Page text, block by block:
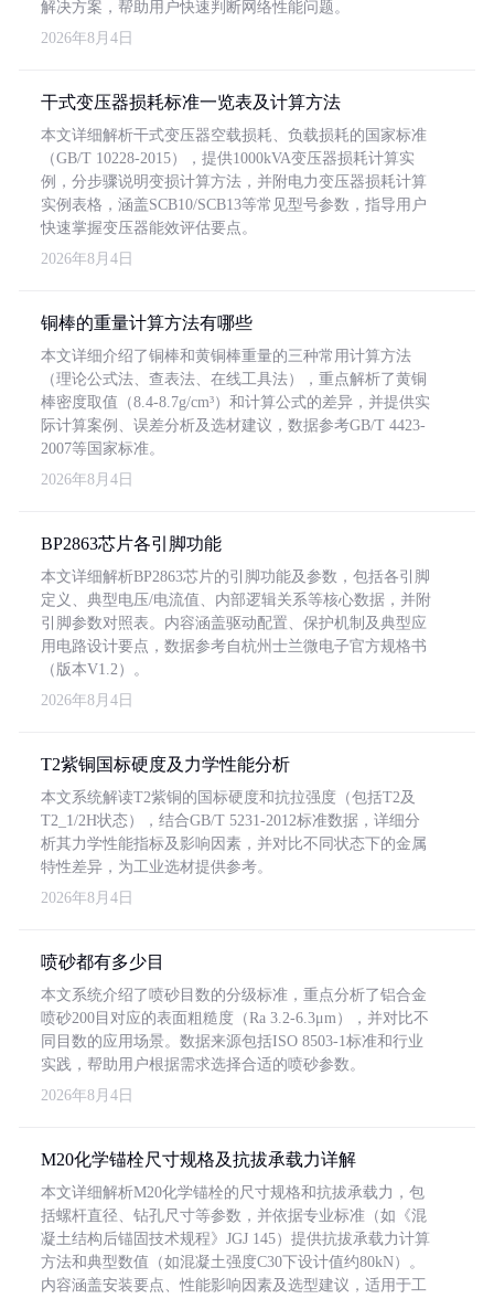
解决方案，帮助用户快速判断网络性能问题。
2026年8月4日
干式变压器损耗标准一览表及计算方法
本文详细解析干式变压器空载损耗、负载损耗的国家标准
（GB/T 10228-2015），提供1000kVA变压器损耗计算实
例，分步骤说明变损计算方法，并附电力变压器损耗计算
实例表格，涵盖SCB10/SCB13等常见型号参数，指导用户
快速掌握变压器能效评估要点。
2026年8月4日
铜棒的重量计算方法有哪些
本文详细介绍了铜棒和黄铜棒重量的三种常用计算方法
（理论公式法、查表法、在线工具法），重点解析了黄铜
棒密度取值（8.4-8.7g/cm³）和计算公式的差异，并提供实
际计算案例、误差分析及选材建议，数据参考GB/T 4423-
2007等国家标准。
2026年8月4日
BP2863芯片各引脚功能
本文详细解析BP2863芯片的引脚功能及参数，包括各引脚
定义、典型电压/电流值、内部逻辑关系等核心数据，并附
引脚参数对照表。内容涵盖驱动配置、保护机制及典型应
用电路设计要点，数据参考自杭州士兰微电子官方规格书
（版本V1.2）。
2026年8月4日
T2紫铜国标硬度及力学性能分析
本文系统解读T2紫铜的国标硬度和抗拉强度（包括T2及
T2_1/2H状态），结合GB/T 5231-2012标准数据，详细分
析其力学性能指标及影响因素，并对比不同状态下的金属
特性差异，为工业选材提供参考。
2026年8月4日
喷砂都有多少目
本文系统介绍了喷砂目数的分级标准，重点分析了铝合金
喷砂200目对应的表面粗糙度（Ra 3.2-6.3μm），并对比不
同目数的应用场景。数据来源包括ISO 8503-1标准和行业
实践，帮助用户根据需求选择合适的喷砂参数。
2026年8月4日
M20化学锚栓尺寸规格及抗拔承载力详解
本文详细解析M20化学锚栓的尺寸规格和抗拔承载力，包
括螺杆直径、钻孔尺寸等参数，并依据专业标准（如《混
凝土结构后锚固技术规程》JGJ 145）提供抗拔承载力计算
方法和典型数值（如混凝土强度C30下设计值约80kN）。
内容涵盖安装要点、性能影响因素及选型建议，适用于工